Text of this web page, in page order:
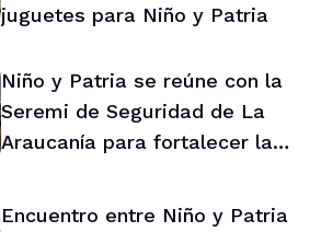
juguetes para Niño y Patria
Niño y Patria se reúne con la
Seremi de Seguridad de La
Araucanía para fortalecer la
Encuentro entre Niño y Patria